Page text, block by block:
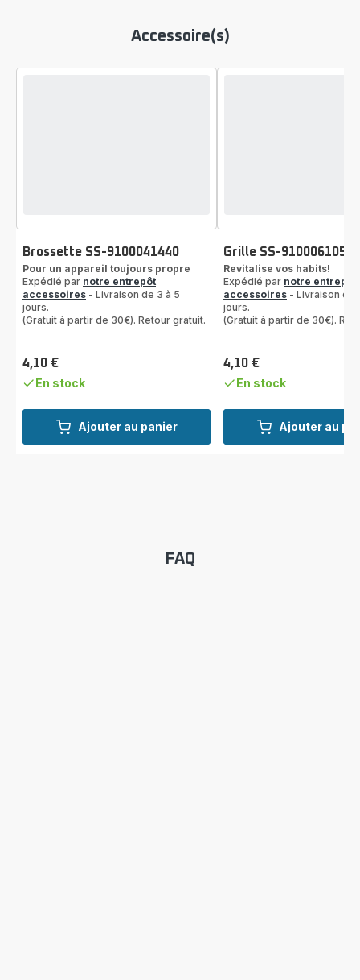
Accessoire(s)
Ajouter au panier
Brossette SS-9100041440
Pour un appareil toujours propre
Expédié par notre entrepôt
accessoires - Livraison de 3 à 5
jours.
(Gratuit à partir de 30€). Retour gratuit.
Prix
4,10 €
En stock
Ajouter au
Grille SS-9100061050
Revitalise vos habits!
Expédié par notre entrepôt
accessoires - Livraison de
jours.
(Gratuit à partir de 30€).
Prix
4,10 €
En stock
FAQ